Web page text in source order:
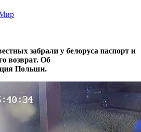
забрали у белоруса паспорт и
возврат. Об
Польши.